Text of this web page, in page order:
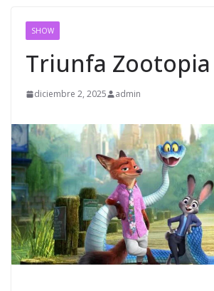
SHOW
Triunfa Zootopia
diciembre 2, 2025 admin